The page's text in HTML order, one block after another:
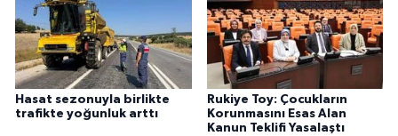
Hasat sezonuyla birlikte
trafikte yoğunluk arttı
Rukiye Toy: Çocukların
Korunmasını Esas Alan
Kanun Teklifi Yasalaştı